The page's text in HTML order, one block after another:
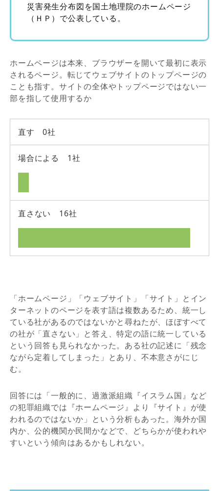
災害発生分布図を国土地理院のホームページ
（ＨＰ）で公表している。
ホームページは本来、ブラウザーを開いて最初に表示
されるページ。転じてウェブサイトのトップページの
ことも指す。サイトの全体やトップページではない一
部を指して使用するか
直す 0社
場合による 1社
直さない 16社
「ホームページ」「ウェブサイト」「サイト」とイン
ターネットのページを表す語は複数あるため、統一し
ている社があるのではないかと尋ねたが、ほぼすべて
の社が「直さない」と答え、特定の語に統一している
という回答も見られなかった。ある社の記述に「残念
ながら定着してしまった」とあり、不本意さがにじ
む。
回答には「一般的に、過激派組織『イスラム国』など
の犯罪組織では『ホームページ』より『サイト』が使
われるのではないか」という分析もあった。海外か国
内か、公的機関か民間かなどで、どちらかが使われや
すいという傾向はあるかもしれない。